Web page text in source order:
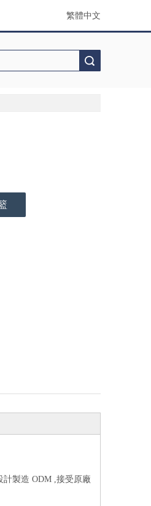
繁體中文
製造 ODM ,接受原廠